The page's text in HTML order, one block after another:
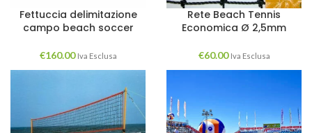
Fettuccia delimitazione
campo beach soccer
€160.00 Iva Esclusa
Rete Beach Tennis
Economica Ø 2,5mm
€60.00 Iva Esclusa